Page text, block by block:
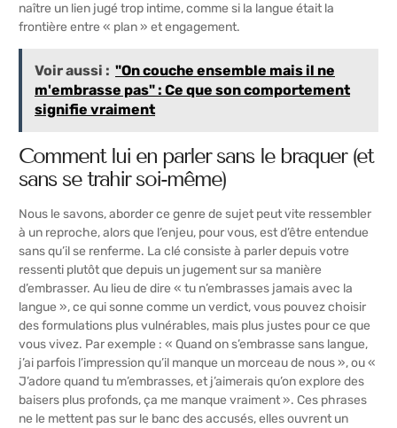
naître un lien jugé trop intime, comme si la langue était la
frontière entre « plan » et engagement.
Voir aussi : "On couche ensemble mais il ne
m'embrasse pas" : Ce que son comportement
signifie vraiment
Comment lui en parler sans le braquer (et
sans se trahir soi-même)
Nous le savons, aborder ce genre de sujet peut vite ressembler
à un reproche, alors que l’enjeu, pour vous, est d’être entendue
sans qu’il se renferme. La clé consiste à parler depuis votre
ressenti plutôt que depuis un jugement sur sa manière
d’embrasser. Au lieu de dire « tu n’embrasses jamais avec la
langue », ce qui sonne comme un verdict, vous pouvez choisir
des formulations plus vulnérables, mais plus justes pour ce que
vous vivez. Par exemple : « Quand on s’embrasse sans langue,
j’ai parfois l’impression qu’il manque un morceau de nous », ou «
J’adore quand tu m’embrasses, et j’aimerais qu’on explore des
baisers plus profonds, ça me manque vraiment ». Ces phrases
ne le mettent pas sur le banc des accusés, elles ouvrent un